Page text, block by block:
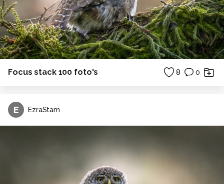
Focus stack 100 foto's 8 0
E EzraStam